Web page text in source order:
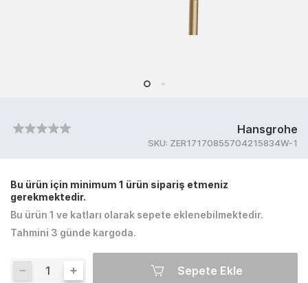
Hansgrohe
SKU: ZER17170855704215834W-1
Bu ürün için minimum 1 ürün sipariş etmeniz
gerekmektedir.
Bu ürün 1 ve katları olarak sepete eklenebilmektedir.
Tahmini 3 günde kargoda.
Sepete Ekle